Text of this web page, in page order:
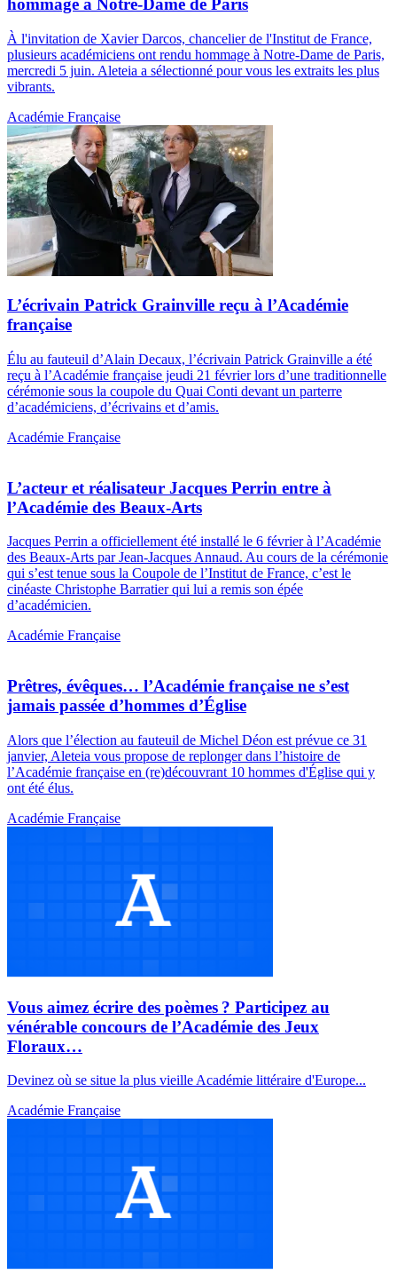
hommage à Notre-Dame de Paris
À l'invitation de Xavier Darcos, chancelier de l'Institut de France,
plusieurs académiciens ont rendu hommage à Notre-Dame de Paris,
mercredi 5 juin. Aleteia a sélectionné pour vous les extraits les plus
vibrants.
Académie Française
L’écrivain Patrick Grainville reçu à l’Académie
française
Élu au fauteuil d’Alain Decaux, l’écrivain Patrick Grainville a été
reçu à l’Académie française jeudi 21 février lors d’une traditionnelle
cérémonie sous la coupole du Quai Conti devant un parterre
d’académiciens, d’écrivains et d’amis.
Académie Française
L’acteur et réalisateur Jacques Perrin entre à
l’Académie des Beaux-Arts
Jacques Perrin a officiellement été installé le 6 février à l’Académie
des Beaux-Arts par Jean-Jacques Annaud. Au cours de la cérémonie
qui s’est tenue sous la Coupole de l’Institut de France, c’est le
cinéaste Christophe Barratier qui lui a remis son épée
d’académicien.
Académie Française
Prêtres, évêques… l’Académie française ne s’est
jamais passée d’hommes d’Église
Alors que l’élection au fauteuil de Michel Déon est prévue ce 31
janvier, Aleteia vous propose de replonger dans l’histoire de
l’Académie française en (re)découvrant 10 hommes d'Église qui y
ont été élus.
Académie Française
Vous aimez écrire des poèmes ? Participez au
vénérable concours de l’Académie des Jeux
Floraux…
Devinez où se situe la plus vieille Académie littéraire d'Europe...
Académie Française